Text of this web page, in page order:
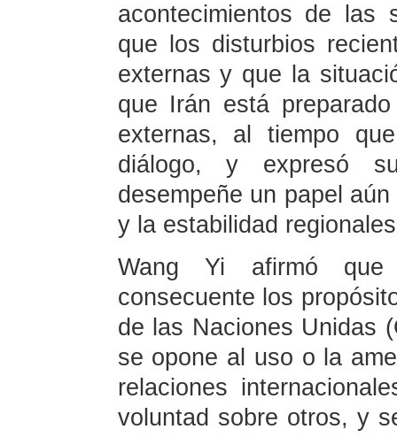
acontecimientos de las
que los disturbios
externas y que la
que Irán está
externas, al tiempo
diálogo, y expresó
desempeñe un papel
y la estabilidad
Wang Yi afirmó que
consecuente los
de las Naciones Unidas
se opone al uso o la
relaciones
voluntad sobre otros, y